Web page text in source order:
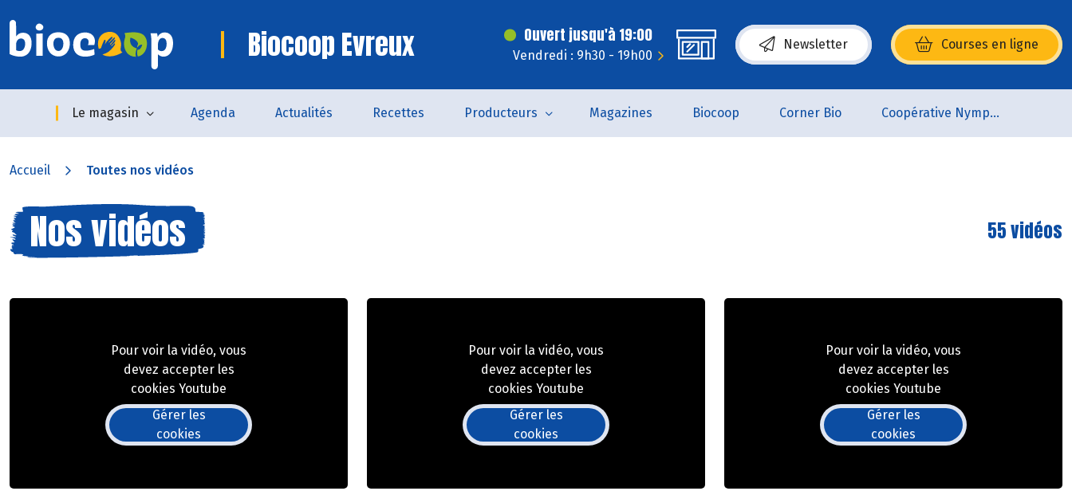
Biocoop Evreux Ouvert jusqu'à 19:00
Vendredi : 9h30 - 19h00
Newsletter Courses en ligne
(s’ouvre dans une nouvelle fenêtre)
Le magasin Agenda Actualités Recettes Producteurs Magazines Biocoop Corner Bio Coopérative Nymphéa
Accueil Toutes nos vidéos
Nos vidéos 55 vidéos
Pour voir la vidéo, vous
devez accepter les
cookies Youtube
Gérer les
cookies
Pour voir la vidéo, vous
devez accepter les
cookies Youtube
Gérer les
cookies
Pour voir la vidéo, vous
devez accepter les
cookies Youtube
Gérer les
cookies